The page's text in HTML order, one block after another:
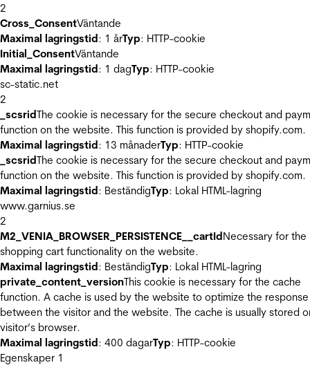
2
Cross_ConsentVäntande
Maximal lagringstid: 1 årTyp: HTTP-cookie
Initial_ConsentVäntande
Maximal lagringstid: 1 dagTyp: HTTP-cookie
sc-static.net
2
_scsridThe cookie is necessary for the secure checkout and
function on the website. This function is provided by shopify.com.
Maximal lagringstid: 13 månaderTyp: HTTP-cookie
_scsridThe cookie is necessary for the secure checkout and
function on the website. This function is provided by shopify.com.
Maximal lagringstid: BeständigTyp: Lokal HTML-lagring
www.garnius.se
2
M2_VENIA_BROWSER_PERSISTENCE__cartIdNecessary for the
shopping cart functionality on the website.
Maximal lagringstid: BeständigTyp: Lokal HTML-lagring
private_content_versionThis cookie is necessary for the cache
function. A cache is used by the website to optimize the
between the visitor and the website. The cache is usually stored
visitor’s browser.
Maximal lagringstid: 400 dagarTyp: HTTP-cookie
Egenskaper 1